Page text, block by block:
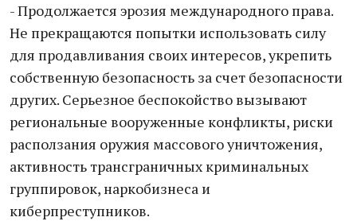
- Продолжается эрозия международного права.
Не прекращаются попытки использовать силу
для продавливания своих интересов, укрепить
собственную безопасность за счет безопасности
других. Серьезное беспокойство вызывают
региональные вооруженные конфликты, риски
расползания оружия массового уничтожения,
активность трансграничных криминальных
группировок, наркобизнеса и
киберпреступников.